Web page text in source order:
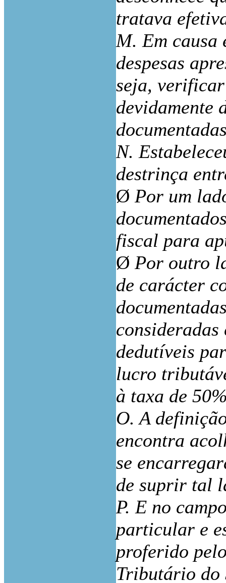
tratava
M. Em causa
despesas
seja, verificar
devidamente
N.
destrinça
Ø Por um
fiscal para
Ø Por outro
de carácter
consideradas
dedutíveis
lucro
à taxa de
O. A
encontra
se
de suprir tal
P. E no
particular e
proferido
Tributário do